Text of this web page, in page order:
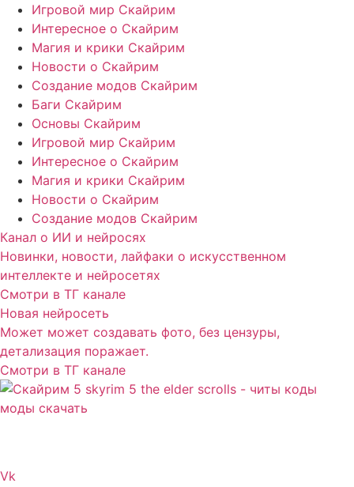
Игровой мир Скайрим
Интересное о Скайрим
Магия и крики Скайрим
Новости о Скайрим
Создание модов Скайрим
Баги Скайрим
Основы Скайрим
Игровой мир Скайрим
Интересное о Скайрим
Магия и крики Скайрим
Новости о Скайрим
Создание модов Скайрим
Канал о ИИ и нейросях
Новинки, новости, лайфаки о искусственном
интеллекте и нейросетях
Смотри в ТГ канале
Новая нейросеть
Может может создавать фото, без цензуры,
детализация поражает.
Смотри в ТГ канале
Vk